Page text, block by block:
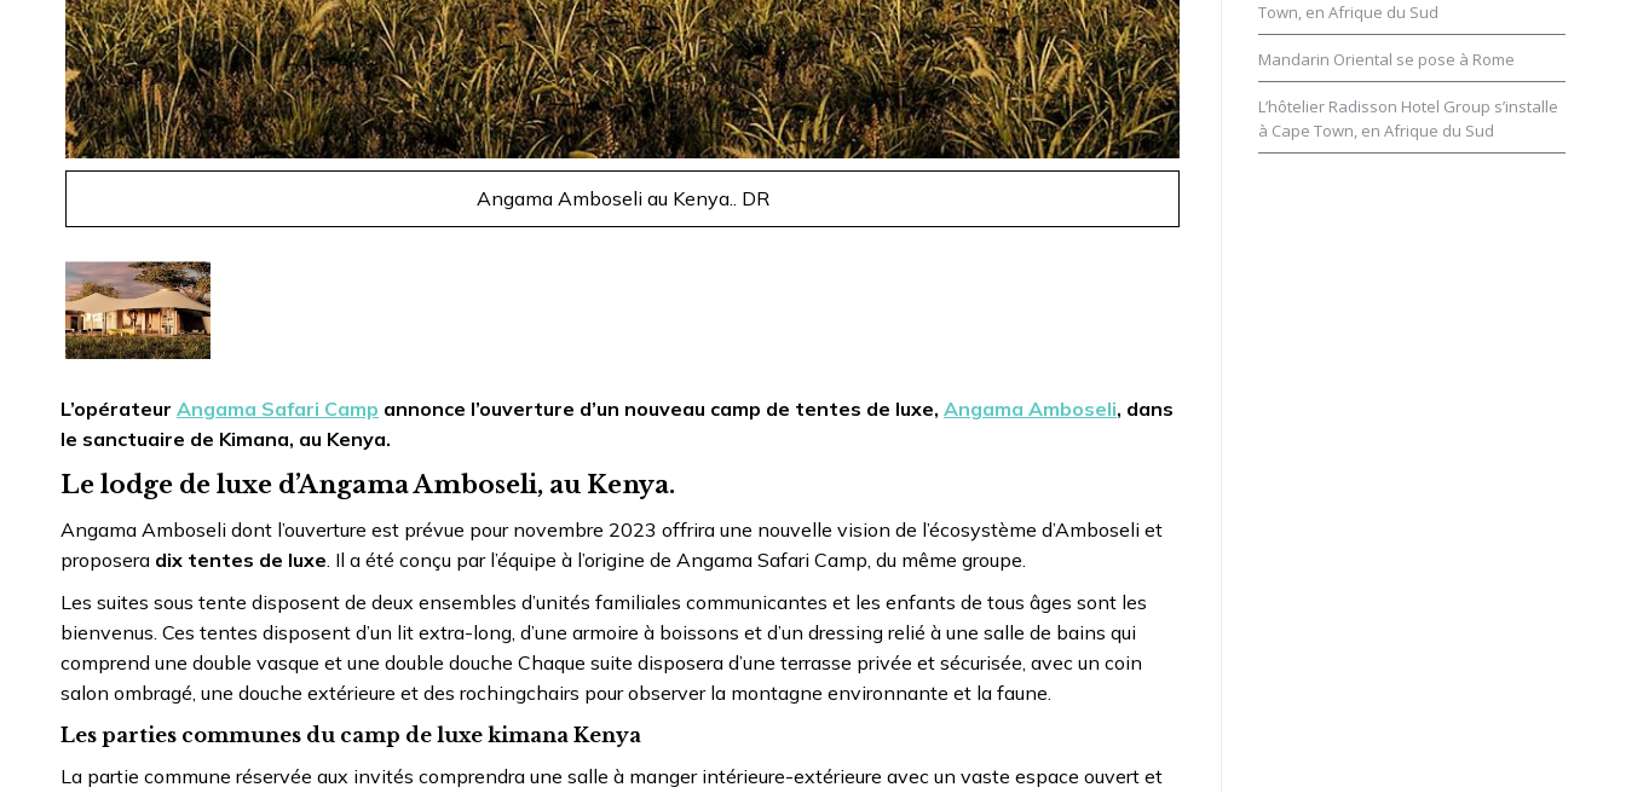
Angama Amboseli au Kenya.. DR
L’opérateur Angama Safari Camp annonce l’ouverture d’un nouveau camp de tentes de luxe, Angama Amboseli, dans
le sanctuaire de Kimana, au Kenya.
Le lodge de luxe d’Angama Amboseli, au Kenya.
Angama Amboseli dont l’ouverture est prévue pour novembre 2023 offrira une nouvelle vision de l’écosystème d’Amboseli et
proposera dix tentes de luxe. Il a été conçu par l’équipe à l’origine de Angama Safari Camp, du même groupe.
Les suites sous tente disposent de deux ensembles d’unités familiales communicantes et les enfants de tous âges sont les
bienvenus. Ces tentes disposent d’un lit extra-long, d’une armoire à boissons et d’un dressing relié à une salle de bains qui
comprend une double vasque et une double douche Chaque suite disposera d’une terrasse privée et sécurisée, avec un coin
salon ombragé, une douche extérieure et des rochingchairs pour observer la montagne environnante et la faune.
Les parties communes du camp de luxe kimana Kenya
La partie commune réservée aux invités comprendra une salle à manger intérieure-extérieure avec un vaste espace ouvert et
Town, en Afrique du Sud
Mandarin Oriental se pose à Rome
L’hôtelier Radisson Hotel Group s’installe
à Cape Town, en Afrique du Sud